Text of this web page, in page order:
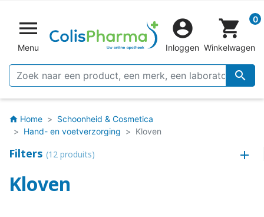

Menu


Inloggen
shopping_cart 0
Winkelwagen
home Home
Schoonheid & Cosmetica
Hand- en voetverzorging
Kloven
Filters (12 produits)
Kloven